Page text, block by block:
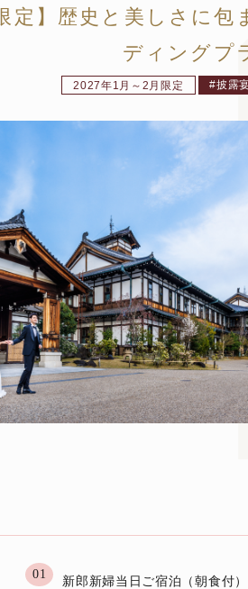
定】歴史と美しさに
ディングプ
2027年1月～2月限定 披露
01 新郎新婦当日ご宿泊（朝食付）